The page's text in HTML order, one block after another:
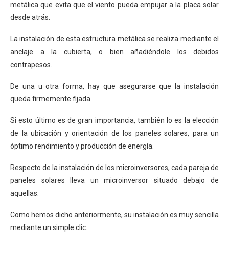
metálica que evita que el viento pueda empujar a la placa solar
desde atrás.
La instalación de esta estructura metálica se realiza mediante el
anclaje a la cubierta, o bien añadiéndole los debidos
contrapesos.
De una u otra forma, hay que asegurarse que la instalación
queda firmemente fijada.
Si esto último es de gran importancia, también lo es la elección
de la ubicación y orientación de los paneles solares, para un
óptimo rendimiento y producción de energía.
Respecto de la instalación de los microinversores, cada pareja de
paneles solares lleva un microinversor situado debajo de
aquellas.
Como hemos dicho anteriormente, su instalación es muy sencilla
mediante un simple clic.